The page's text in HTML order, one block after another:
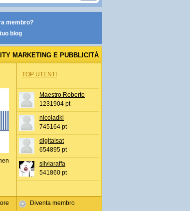
membro?
blog
MARKETING E PUBBLICITÀ
TOP UTENTI
Maestro Roberto
1231904 pt
nicoladki
745164 pt
digitalsat
654895 pt
silviaraffa
541860 pt
Diventa membro